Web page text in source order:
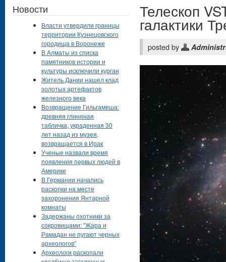
Телескоп
галактики
posted by
Новости
Власти утвердили границы
территории Кузнецовского
городища в Воронеже
В Алматы из списка
памятников истории и
культуры исключили курган
Житель Дании нашел клад
золотых артефактов
железного века
Возвращение Гильгамеша:
древняя глиняная
табличка, украденная 30
лет назад из музея,
возвращается в Ирак
Ученые назвали время
появления первых людей в
Америке
В Германии начались
раскопки на месте
захоронения Янтарной
комнаты
Задержаны охотники за
сокровищами: "Жара и
Рамадан не пугают черных
археологов"
Археологи раскопали